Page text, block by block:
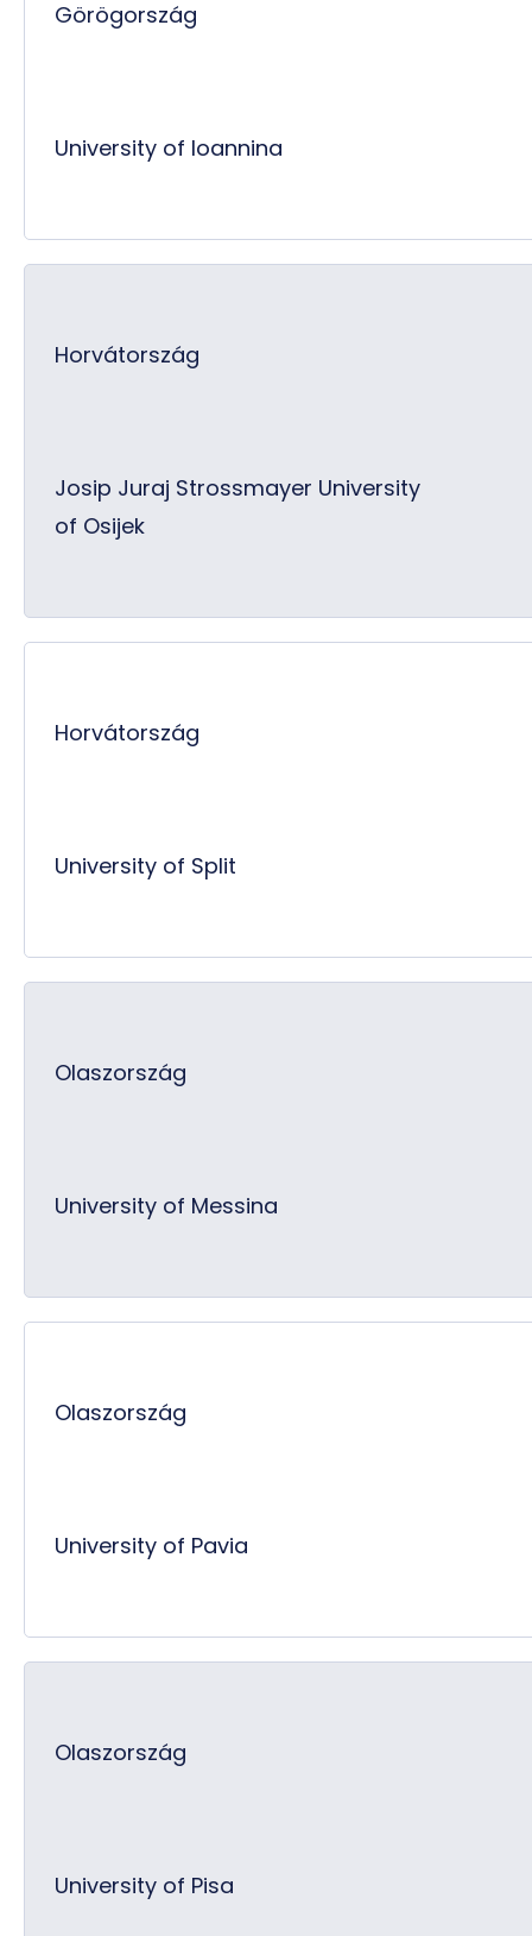
Görögország
University of Ioannina
Horvátország
Josip Juraj Strossmayer University
of Osijek
Horvátország
University of Split
Olaszország
University of Messina
Olaszország
University of Pavia
Olaszország
University of Pisa